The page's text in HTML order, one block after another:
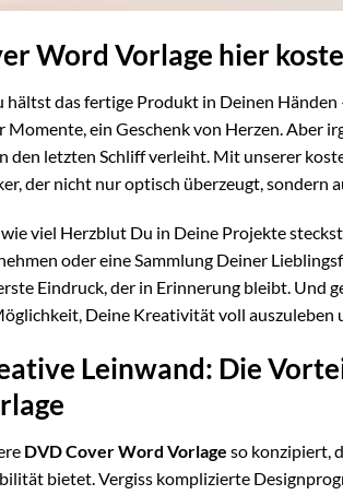
Word Vorlage hier
hältst das fertige Produkt in Deinen
Momente, ein Geschenk von Herzen. Aber
den letzten Schliff verleiht. Mit unserer
der nicht nur optisch überzeugt, sondern
viel Herzblut Du in Deine Projekte
oder eine Sammlung Deiner
Eindruck, der in Erinnerung bleibt. Und
Deine Kreativität voll auszuleben
Leinwand: Die
DVD Cover Word Vorlage so konzipiert,
bietet. Vergiss komplizierte